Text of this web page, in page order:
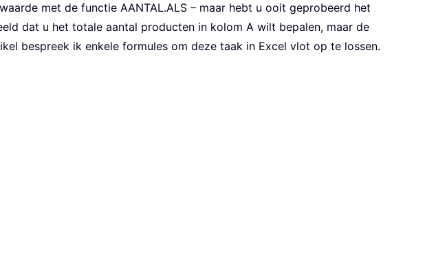
met de functie AANTAL.ALS – maar hebt u ooit geprobeerd het
dat u het totale aantal producten in kolom A wilt bepalen, maar de
bespreek ik enkele formules om deze taak in Excel vlot op te lossen.